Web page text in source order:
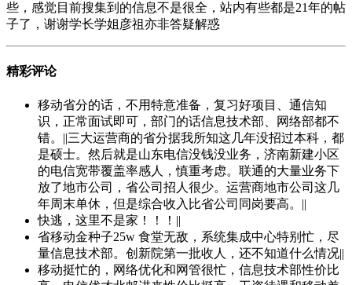
些，感觉目前搜集到的信息不是很全，站内有些都是21年的帖
子了，谢谢学长学姐彦祖亦非答疑解惑
精彩评论
移动省分的话，不用特意准备，复习好项目、通信知
识，正常面试即可，部门的话信息技术部、网络部都不
错。||三大运营商的省分据我所知这几年没招过本科，都
是硕士。然后就是山东电信没钱没业务，济南新建小区
的电信宽带覆盖率感人，慎重考虑。联通的大量业务下
放了地市公司，省公司招人很少。运营商地市公司这几
年周末单休，但是综合收入比省公司同岗要高。||
快逃，这里不是家！！！||
省移动金种子25w 食堂无敌，系统集成中心特别忙，尽
量信息技术部。创新院第一批收人，还不知道什么情况||
移动挺忙的，网络优化和网管很忙，信息技术部性价比